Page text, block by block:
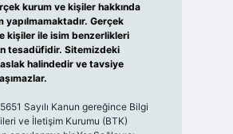
kurum ve kişiler hakkında
yapılmamaktadır. Gerçek
kişiler ile isim benzerlikleri
tesadüfidir. Sitemizdeki
halindedir ve tavsiye
Sayılı Kanun gereğince Bilgi
ve İletişim Kurumu (BTK)